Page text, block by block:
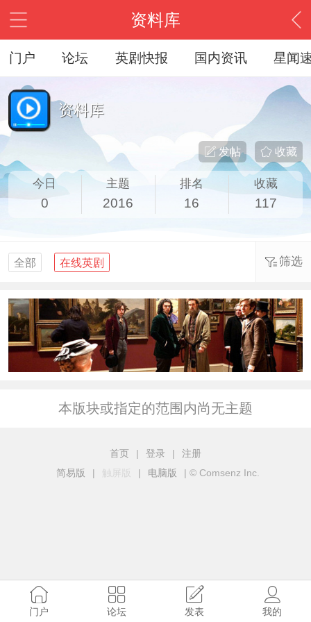
资料库
门户 论坛 英剧快报 国内资讯 星闻
资料库
收藏
发帖
今日
0
主题
2016
排名
16
收藏
117
全部 在线英剧 筛选
本版块或指定的范围内尚无主题
首页 | 登录 |
注册
简易版
| 触屏版 | 电脑版 | © Comsenz Inc.
门户 论坛 发表 我的